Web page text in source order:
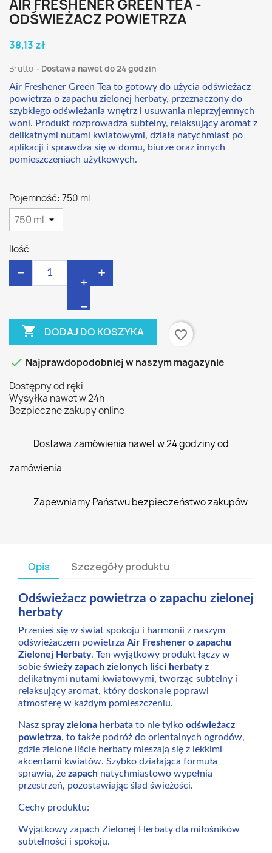
AIR FRESHENER GREEN TEA -
ODŚWIEŻACZ POWIETRZA
38,13 zł
Brutto Dostawa nawet do 24 godzin
Air Freshener Green Tea to gotowy do użycia odświeżacz
powietrza o zapachu zielonej herbaty, przeznaczony do
szybkiego odświeżania wnętrz i usuwania nieprzyjemnych
woni. Produkt rozprowadza subtelny, relaksujący aromat z
delikatnymi nutami kwiatowymi, działa natychmiast po
aplikacji i sprawdza się w domu, biurze oraz innych
pomieszczeniach użytkowych.
Pojemność: 750 ml
Ilość
− +
 DODAJ DO KOSZYKA
favorite_border
 Najprawdopodobniej w naszym magazynie
Dostępny od ręki
Wysyłka nawet w 24h
Bezpieczne zakupy online
Dostawa zamówienia nawet w 24 godziny od
zamówienia
Zapewniamy Państwu bezpieczeństwo zakupów
Opis Szczegóły produktu
Odświeżacz powietrza o zapachu zielonej
herbaty
Przenieś się w świat spokoju i harmonii z naszym
odświeżaczem powietrza Air Freshener o zapachu
Zielonej Herbaty. Ten wyjątkowy produkt łączy w
sobie świeży zapach zielonych liści herbatyz
delikatnymi nutami kwiatowymi, tworząc subtelny i
relaksujący aromat, który doskonale poprawi
atmosferę w każdym pomieszczeniu.
Nasz spray zielona herbata to nie tylko odświeżacz
powietrza, to także podróż do orientalnych ogrodów,
gdzie zielone liście herbaty mieszają się z lekkimi
akcentami kwiatów. Szybko działająca formuła
sprawia, że zapach natychmiastowo wypełnia
przestrzeń, pozostawiając ślad świeżości.
Cechy produktu:
Wyjątkowy zapach Zielonej Herbaty dla miłośników
subtelności i spokoju.